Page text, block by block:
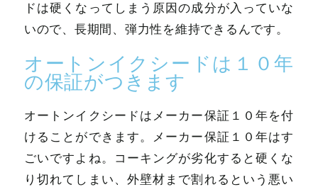
ドは硬くなってしまう原因の成分が入っていな
いので、長期間、弾力性を維持できるんです。
オートンイクシードは１０年
の保証がつきます
オートンイクシードはメーカー保証１０年を付
けることができます。メーカー保証１０年はす
ごいですよね。コーキングが劣化すると硬くな
り切れてしまい、外壁材まで割れるという悪い